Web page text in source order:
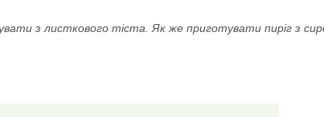
з листкового тіста. Як же приготувати пиріг з